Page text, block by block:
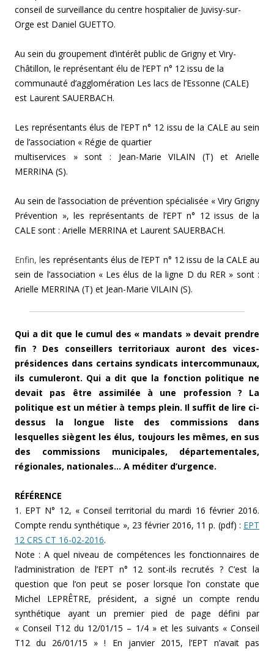
conseil de surveillance du centre hospitalier de Juvisy-sur-
Orge est Daniel GUETTO.
Au sein du groupement d’intérêt public de Grigny et Viry-
Châtillon, le représentant élu de l’EPT n° 12 issu de la
communauté d’agglomération Les lacs de l’Essonne (CALE)
est Laurent SAUERBACH.
Les représentants élus de l’EPT n° 12 issu de la CALEau sein
de l’association « Régie de quartier
multiservices » sont : Jean-Marie VILAIN (T) et Arielle
MERRINA (S).
Au sein de l’association de prévention spécialisée « Viry Grigny
Prévention », les représentants de l’EPT n° 12 issus de la
CALE sont : Arielle MERRINA et Laurent SAUERBACH.
Enfin, les représentants élus de l’EPT n° 12 issu de la CALE au
seinde l’association « Les élus de la ligne D du RER » sont :
Arielle MERRINA (T) et Jean-Marie VILAIN (S).
Qui a dit que le cumul des « mandats » devait prendre
fin ? Des conseillers territoriaux auront des vices-
présidences dans certains syndicats intercommunaux,
ils cumuleront. Qui a dit que la fonction politique ne
devait pas être assimilée à une profession ? La
politique est un métier à temps plein. Il suffit de lire ci-
dessus la longue liste des commissions dans
lesquelles siègent les élus, toujours les mêmes, en sus
des commissions municipales, départementales,
régionales, nationales… A méditer d’urgence.
RÉFÉRENCE
1. EPT N° 12, « Conseil territorial du mardi 16 février 2016.
Compte rendu synthétique », 23 février 2016, 11 p. (pdf) : EPT
12 CRS CT 16-02-2016.
Note : A quel niveau de compétences les fonctionnaires de
l’administration de l’EPT n° 12 sont-ils recrutés ? C’est la
question que l’on peut se poser lorsque l’on constate que
Michel LEPRÊTRE, président, a signé un compte rendu
synthétique ayant un premier pied de page défini par
« Conseil T12 du 12/01/15 – 1/4 » et les suivants « Conseil
T12 du 26/01/15 » ! En janvier 2015, l’EPT n’avait pas